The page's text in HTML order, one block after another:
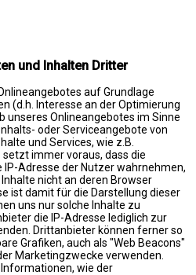
und Inhalten Dritter
auf Grundlage
(d.h. Interesse an der Optimierung
unseres Onlineangebotes im Sinne
oder Serviceangebote von
und Services, wie z.B.
immer voraus, dass die
IP-Adresse der Nutzer wahrnehmen,
nicht an deren Browser
ist damit für die Darstellung dieser
uns nur solche Inhalte zu
die IP-Adresse lediglich zur
Drittanbieter können ferner so
Grafiken, auch als "Web Beacons"
Marketingzwecke verwenden.
wie der